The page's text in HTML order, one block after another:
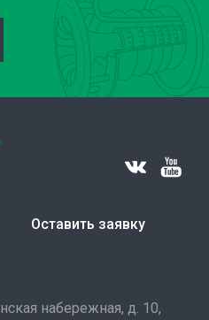
Оставить заявку
набережная, д. 10,